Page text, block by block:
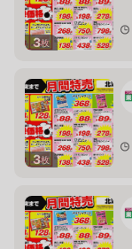
3枚
3枚